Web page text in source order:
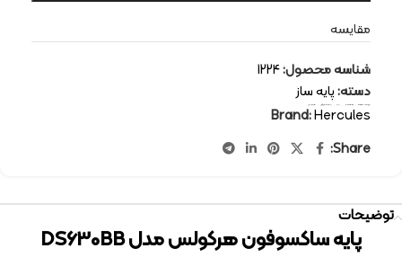
مقایسه
شناسه محصول:1224
دسته:پایه ساز
برچسب: Hercules stand پایه پایه ساکسوفون هرکولس
Brand:Hercules
Share:
توضیحات
پایه ساکسوفون هرکولس مدل DS630BB